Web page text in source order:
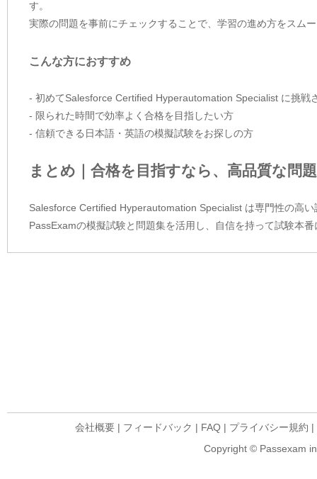
す。
実際の問題を事前にチェックすることで、学習の進め方をスム
こんな方におすすめ
- 初めてSalesforce Certified Hyperautomation Specialist に挑戦
- 限られた時間で効率よく合格を目指したい方
- 信頼できる日本語・英語の模擬試験をお探しの方
まとめ｜合格を目指すなら、高品質な問
Salesforce Certified Hyperautomation Specialist は専門性の高
PassExamの模擬試験と問題集を活用し、自信を持って試験本
会社概要 | フィードバック | FAQ | プライバシー規約 |
Copyright © Passexam